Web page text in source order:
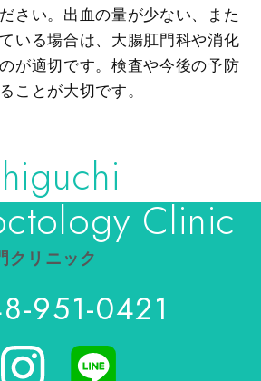
さい。出血の量が少ない、また
いる場合は、大腸肛門科や消化
が適切です。検査や今後の予防
ことが大切です。
Clinic
クリニック
951-0421